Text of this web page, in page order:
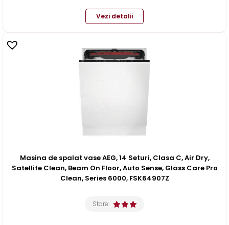
Vezi detalii
Masina de spalat vase AEG, 14 Seturi, Clasa C, Air Dry,
Satellite Clean, Beam On Floor, Auto Sense, Glass Care Pro
Clean, Series 6000, FSK64907Z
Stare: